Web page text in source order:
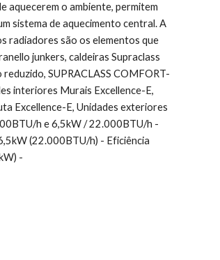
aquecerem o ambiente, permitem
sistema de aquecimento central. A
radiadores são os elementos que
junkers, caldeiras Supraclass
SUPRACLASS COMFORT-
interiores Murais Excellence-E,
Excellence-E, Unidades exteriores
h e 6,5kW / 22.000BTU/h -
(22.000BTU/h) - Eficiência
-